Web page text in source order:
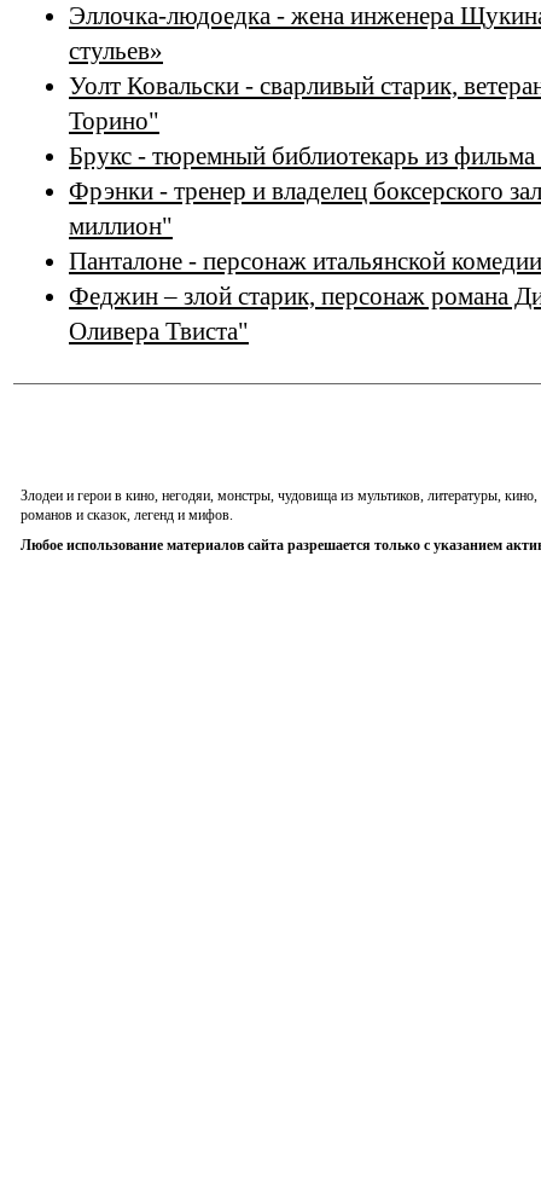
Эллочка-людоедка - жена инженера
стульев»
Уолт Ковальски - сварливый старик,
Торино"
Брукс - тюремный библиотекарь из
Фрэнки - тренер и владелец боксерского
миллион"
Панталоне - персонаж итальянской
Феджин – злой старик, персонаж романа
Оливера Твиста"
Злодеи и герои в кино, негодяи, монстры, чудовища из мультиков, литературы,
романов и сказок, легенд и мифов.
Любое использование материалов сайта разрешается только с указанием